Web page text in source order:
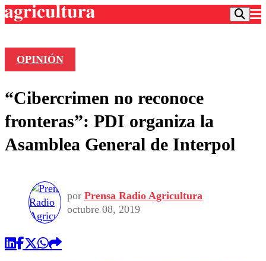
Frecuencias
Agricultura TV
Deportes
Colo Colo
Seleccion Chilena
Torneo Internacional
Entretención
Economía
Internacional
Publicaciones en medios
Opinión
OPINIÓN
“Cibercrimen no reconoce
fronteras”: PDI organiza la
Asamblea General de Interpol
por Prensa Radio Agricultura
octubre 08, 2019